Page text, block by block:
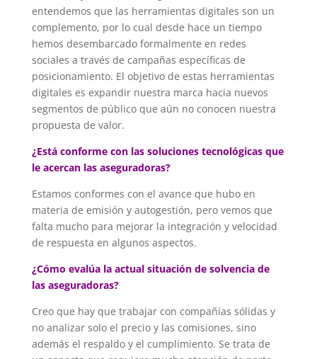
entendemos que las herramientas digitales son un
complemento, por lo cual desde hace un tiempo
hemos desembarcado formalmente en redes
sociales a través de campañas específicas de
posicionamiento. El objetivo de estas herramientas
digitales es expandir nuestra marca hacia nuevos
segmentos de público que aún no conocen nuestra
propuesta de valor.
¿Está conforme con las soluciones tecnológicas que
le acercan las aseguradoras?
Estamos conformes con el avance que hubo en
materia de emisión y autogestión, pero vemos que
falta mucho para mejorar la integración y velocidad
de respuesta en algunos aspectos.
¿Cómo evalúa la actual situación de solvencia de
las aseguradoras?
Creo que hay que trabajar con compañías sólidas y
no analizar solo el precio y las comisiones, sino
además el respaldo y el cumplimiento. Se trata de